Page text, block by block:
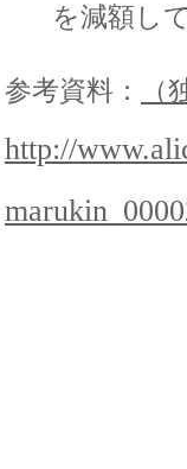
を減額し
参考資料：
http://